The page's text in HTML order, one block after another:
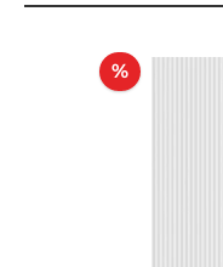
%Rabatt